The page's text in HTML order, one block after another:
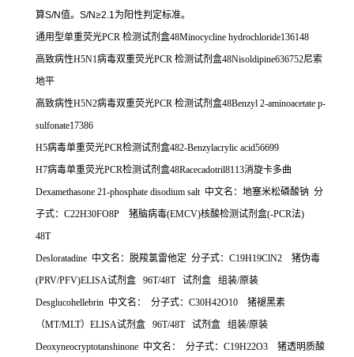
算S/N值。 S/N≥2.1为阳性判定标准。
通用型单重荧光PCR 检测试剂盒48Minocycline hydrochloride136148
高致病性H5N1病毒双重荧光PCR 检测试剂盒48Nisoldipine636752尼索
地平
高致病性H5N2病毒双重荧光PCR 检测试剂盒48Benzyl 2-aminoacetate p-
sulfonate17386
H5病毒单重荧光PCR检测试剂盒482-Benzylacrylic acid56699
H7病毒单重荧光PCR检测试剂盒48Racecadotril8113消旋卡多曲
Dexamethasone 21-phosphate disodium salt 中文名：地塞米松磷酸钠 分
子式： C22H30FO8P 猪脑病毒(EMCV)核酸检测试剂盒(-PCR法)
48T
Desloratadine 中文名：脱羧氯雷他定 分子式： C19H19ClN2 猪伪毒
(PRV/PFV)ELISA试剂盒 96T/48T 试剂盒 组装/原装
Desglucohellebrin 中文名： 分子式： C30H42O10 猪褪黑素
（MT/MLT） ELISA试剂盒 96T/48T 试剂盒 组装/原装
Deoxyneocryptotanshinone 中文名： 分子式： C19H22O3 猪透明质酸